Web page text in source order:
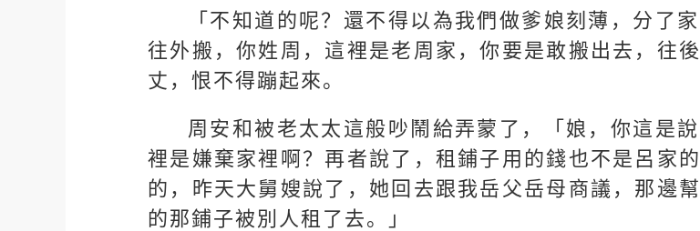
「不知道的呢？還不得以為我們做爹娘刻薄，分了
往外搬，你姓周，這裡是老周家，你要是敢搬出去，往
丈，恨不得蹦起來。
周安和被老太太這般吵鬧給弄蒙了，「娘，你這是
裡是嫌棄家裡啊？再者說了，租鋪子用的錢也不是呂家
的，昨天大舅嫂說了，她回去跟我岳父岳母商議，那邊
的那鋪子被別人租了去。」